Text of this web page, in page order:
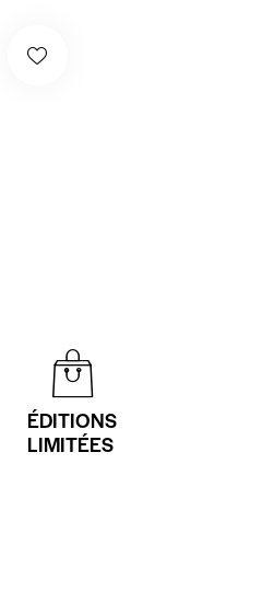
ÉDITIONS
LIMITÉES